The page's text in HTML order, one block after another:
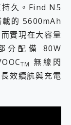
久。Find N5
的 5600mAh
實現在大容量
分配備 80W
TM 無線閃
效續航與充電